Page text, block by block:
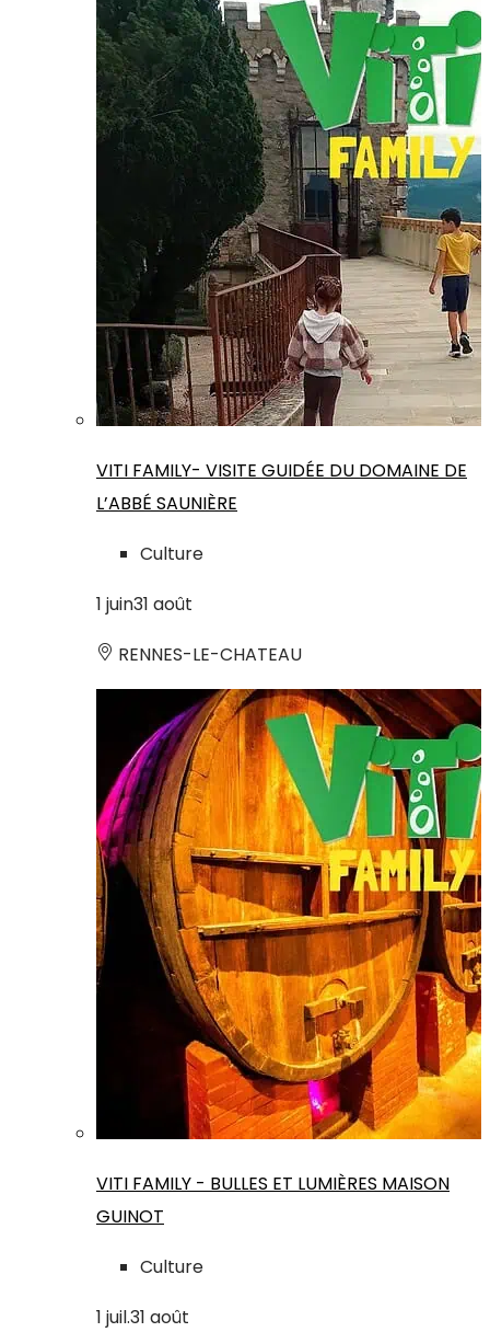
VITI FAMILY- VISITE GUIDÉE DU DOMAINE DE
L’ABBÉ SAUNIÈRE
Culture
1 juin31 août
RENNES-LE-CHATEAU
VITI FAMILY - BULLES ET LUMIÈRES MAISON
GUINOT
Culture
1 juil.31 août